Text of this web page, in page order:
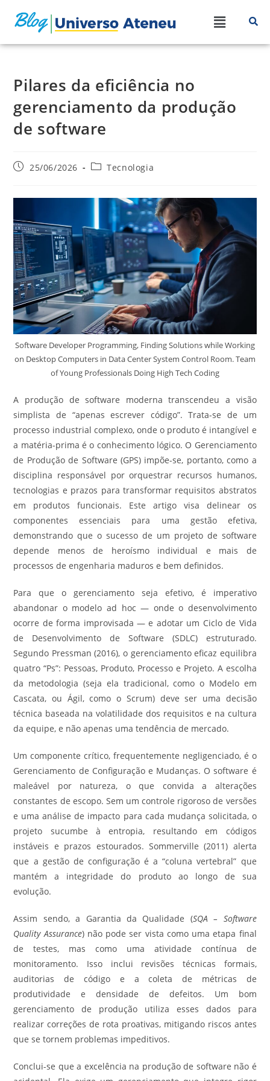
Pilares da eficiência no
gerenciamento da produção
de software
25/06/2026 Tecnologia
Software Developer Programming, Finding Solutions while Working
on Desktop Computers in Data Center System Control Room. Team
of Young Professionals Doing High Tech Coding
A produção de software moderna transcendeu a visão
simplista de “apenas escrever código”. Trata-se de um
processo industrial complexo, onde o produto é intangível e
a matéria-prima é o conhecimento lógico. O Gerenciamento
de Produção de Software (GPS) impõe-se, portanto, como a
disciplina responsável por orquestrar recursos humanos,
tecnologias e prazos para transformar requisitos abstratos
em produtos funcionais. Este artigo visa delinear os
componentes essenciais para uma gestão efetiva,
demonstrando que o sucesso de um projeto de software
depende menos de heroísmo individual e mais de
processos de engenharia maduros e bem definidos.
Para que o gerenciamento seja efetivo, é imperativo
abandonar o modelo ad hoc — onde o desenvolvimento
ocorre de forma improvisada — e adotar um Ciclo de Vida
de Desenvolvimento de Software (SDLC) estruturado.
Segundo Pressman (2016), o gerenciamento eficaz equilibra
quatro “Ps”: Pessoas, Produto, Processo e Projeto. A escolha
da metodologia (seja ela tradicional, como o Modelo em
Cascata, ou Ágil, como o Scrum) deve ser uma decisão
técnica baseada na volatilidade dos requisitos e na cultura
da equipe, e não apenas uma tendência de mercado.
Um componente crítico, frequentemente negligenciado, é o
Gerenciamento de Configuração e Mudanças. O software é
maleável por natureza, o que convida a alterações
constantes de escopo. Sem um controle rigoroso de versões
e uma análise de impacto para cada mudança solicitada, o
projeto sucumbe à entropia, resultando em códigos
instáveis e prazos estourados. Sommerville (2011) alerta
que a gestão de configuração é a “coluna vertebral” que
mantém a integridade do produto ao longo de sua
evolução.
Assim sendo, a Garantia da Qualidade (SQA – Software
Quality Assurance) não pode ser vista como uma etapa final
de testes, mas como uma atividade contínua de
monitoramento. Isso inclui revisões técnicas formais,
auditorias de código e a coleta de métricas de
produtividade e densidade de defeitos. Um bom
gerenciamento de produção utiliza esses dados para
realizar correções de rota proativas, mitigando riscos antes
que se tornem problemas impeditivos.
Conclui-se que a excelência na produção de software não é